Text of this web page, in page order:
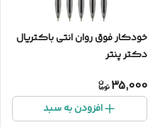
خودکار فوق روان انتی باکتریال
دکتر پنتر
35,000
افزودن به سبد